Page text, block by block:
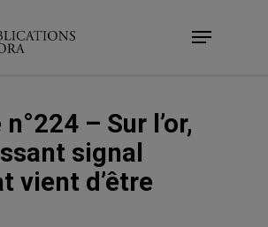
Menu
– Sur l’or,
signal
vient d’être